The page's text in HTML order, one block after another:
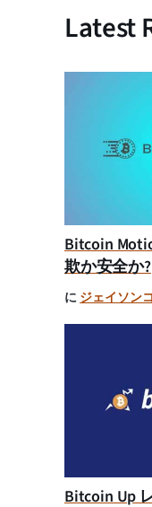
Latest
Bitcoin
欺か安全か?
に ジェイソン
Bitcoin Up